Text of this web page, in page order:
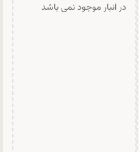
در انبار موجود نمی باشد